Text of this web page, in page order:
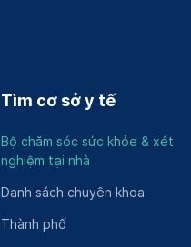
Tìm cơ sở y tế
Bộ chăm sóc sức khỏe & xét
nghiệm tại nhà
Danh sách chuyên khoa
Thành phố